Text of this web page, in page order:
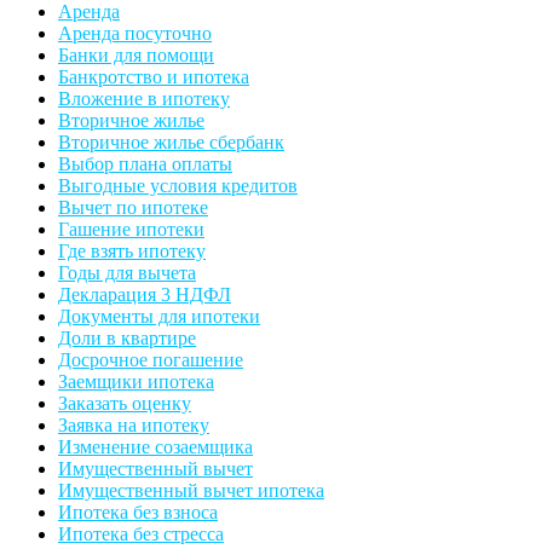
Аренда
Аренда посуточно
Банки для помощи
Банкротство и ипотека
Вложение в ипотеку
Вторичное жилье
Вторичное жилье сбербанк
Выбор плана оплаты
Выгодные условия кредитов
Вычет по ипотеке
Гашение ипотеки
Где взять ипотеку
Годы для вычета
Декларация 3 НДФЛ
Документы для ипотеки
Доли в квартире
Досрочное погашение
Заемщики ипотека
Заказать оценку
Заявка на ипотеку
Изменение созаемщика
Имущественный вычет
Имущественный вычет ипотека
Ипотека без взноса
Ипотека без стресса